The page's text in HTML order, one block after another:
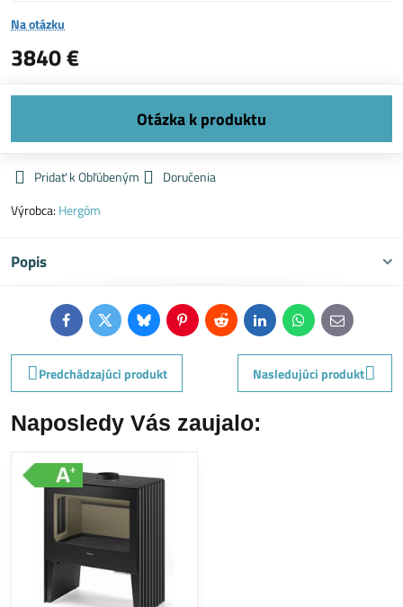
Na otázku
3840 €
Pridať k Obľúbeným
Doručenia
Výrobca: Hergóm
Popis
FacebookTwitterBlueskyPinterestReddit LinkedInWhatsApp
E-
mail
Predchádzajúci produkt
Nasledujúci produkt
Naposledy Vás zaujalo: